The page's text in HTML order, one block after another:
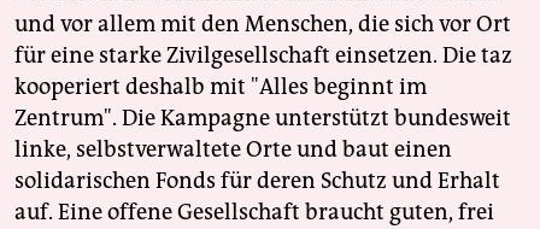
und vor allem mit den Menschen, die sich vor Ort
für eine starke Zivilgesellschaft einsetzen. Die taz
kooperiert deshalb mit "Alles beginnt im
Zentrum". Die Kampagne unterstützt bundesweit
linke, selbstverwaltete Orte und baut einen
solidarischen Fonds für deren Schutz und Erhalt
auf. Eine offene Gesellschaft braucht guten, frei